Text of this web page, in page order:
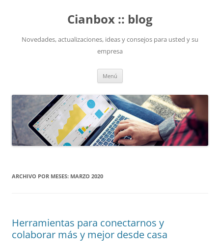
Cianbox :: blog
Novedades, actualizaciones, ideas y consejos para usted y su
empresa
Menú
ARCHIVO POR MESES: MARZO 2020
Herramientas para conectarnos y
colaborar más y mejor desde casa